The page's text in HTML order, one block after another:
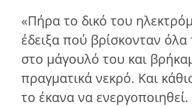
«Πήρα το δικό του
έδειξα πού βρίσκονταν
στο µάγουλό του και
πραγµατικά νεκρό. Και
το έκανα να ενεργοποιηθεί.